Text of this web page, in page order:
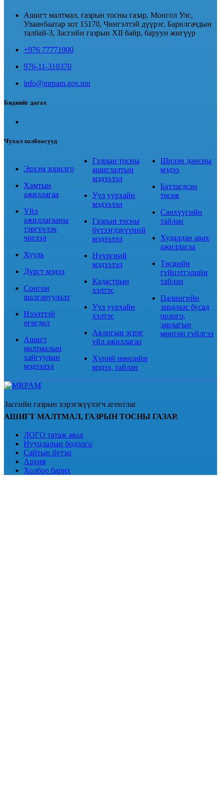
Ашигт малтмал, газрын тосны газар, Монгол Улс,
Улаанбаатар хот 15170, Чингэлтэй дүүрэг, Барилгачдын
талбай-3, Засгийн газрын XII байр, баруун жигүүр
+976 77771900
976-11-310370
info@mrpam.gov.mn
Биднийг дагах
Чухал холбоосууд
Эрхэм зорилго
Хамтын
ажиллагаа
Үйл
ажиллагааны
тэргүүлэх
чиглэл
Хууль
Дүрст мэдээ
Сонгон
шалгаруулалт
Нээлттэй
өгөгдөл
Ашигт
малтмалын
хайгуулын
мэдээлэл
Газрын тосны
ашиглалтын
мэдээлэл
Уул уурхайн
мэдээлэл
Газрын тосны
бүтээгдэхүүний
мэдээлэл
Нүүрсний
мэдээлэл
Кадастрын
хэлтэс
Уул уурхайн
хэлтэс
Авлигын эсрэг
үйл ажиллагаа
Хүний нөөцийн
мэдээ, тайлан
Шилэн дансны
мэдээ
Батлагдсан
төсөв
Санхүүгийн
тайлан
Худалдан авах
ажиллагаа
Төсвийн
гүйцэтгэлийн
тайлан
Цалингийн
зардлаас бусад
орлого,
зарлагын
мөнгөн гүйлгээ
Засгийн газрын хэрэгжүүлэгч агентлаг
АШИГТ МАЛТМАЛ, ГАЗРЫН ТОСНЫ ГАЗАР.
ЛОГО татаж авах
Нууцлалын бодлого
Сайтын бүтэц
Архив
Холбоо барих